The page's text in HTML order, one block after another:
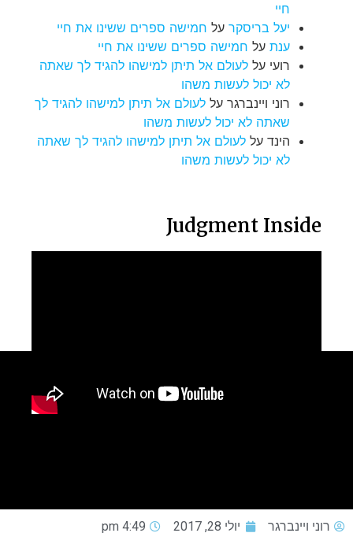
חיי
יעל בריסקר על חמישה ספרים ששינו את חיי
ענת על חמישה ספרים ששינו את חיי
רועי על לעולם אל תיתן למישהו להגיד לך שאתה
לא יכול לעשות משהו
רוני ויינברגר על לעולם אל תיתן למישהו להגיד לך
שאתה לא יכול לעשות משהו
הינד על לעולם אל תיתן למישהו להגיד לך שאתה
לא יכול לעשות משהו
Judgment Inside
רוני ויינברגר יולי 28, 2017 4:49 pm